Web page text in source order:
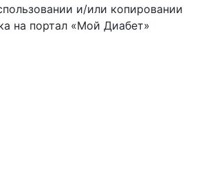
и/или копировании
на портал «Мой Диабет»